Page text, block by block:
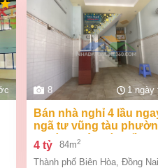
8 1
bán nhà nghỉ 4 lầu ngay
ngã tư vũng tàu
an bình biên hòa đồng
giá chỉ 4 tỷ
4 tỷ 84m2
Thành phố Biên Hòa Đồng Nai